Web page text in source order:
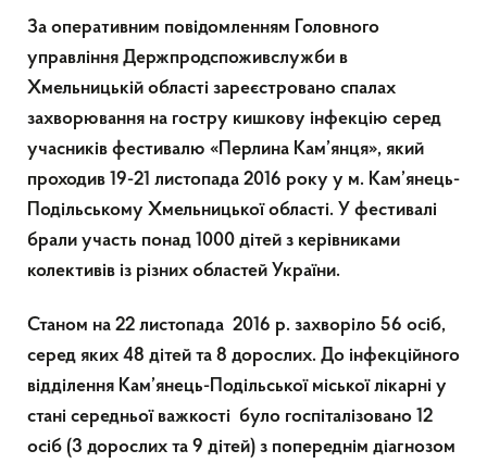
За оперативним повідомленням Головного
управління Держпродспоживслужби в
Хмельницькій області зареєстровано спалах
захворювання на гостру кишкову інфекцію серед
учасників фестивалю «Перлина Кам’янця», який
проходив 19-21 листопада 2016 року у м. Кам’янець-
Подільському Хмельницької області. У фестивалі
брали участь понад 1000 дітей з керівниками
колективів із різних областей України.
Станом на 22 листопада 2016 р. захворіло 56 осіб,
серед яких 48 дітей та 8 дорослих. До інфекційного
відділення Кам’янець-Подільської міської лікарні у
стані середньої важкості було госпіталізовано 12
осіб (3 дорослих та 9 дітей) з попереднім діагнозом